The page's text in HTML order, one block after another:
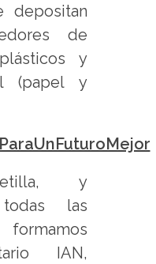
depositan
de
y
(papel y
y
todas las
IAN,